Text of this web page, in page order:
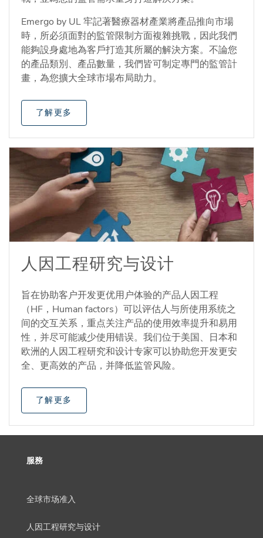
Emergo by UL 牢記著醫療器材產業將產品推向市場
時，所必須面對的監管限制方面複雜挑戰，因此我們
能夠設身處地為客戶打造其所屬的解決方案。不論您
的產品類別、產品數量，我們皆可制定專門的監管計
畫，為您擴大全球市場布局助力。
了解更多
人因工程研究与设计
旨在协助客户开发更优用户体验的产品人因工程
（HF，Human factors）可以评估人与所使用系统之
间的交互关系，重点关注产品的使用效率提升和易用
性，并尽可能减少使用错误。我们位于美国、日本和
欧洲的人因工程研究和设计专家可以协助您开发更安
全、更高效的产品，并降低监管风险。
了解更多
服務
全球市场准入
人因工程研究与设计